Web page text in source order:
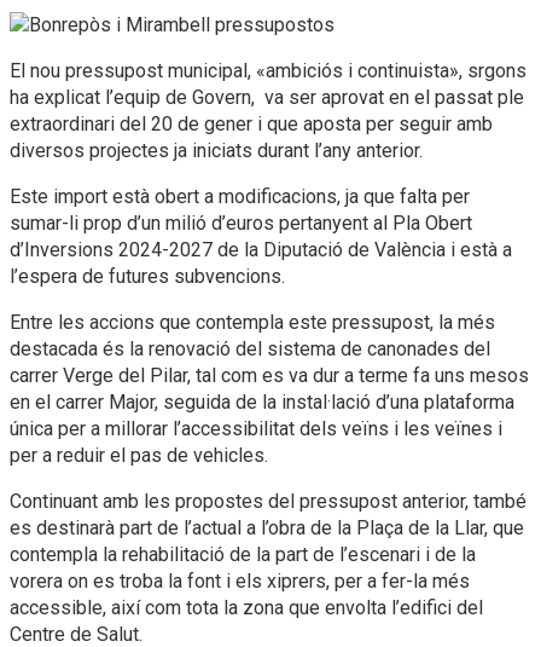
El nou pressupost municipal, «ambiciós i continuista», srgons
ha explicat l’equip de Govern, va ser aprovat en el passat ple
extraordinari del 20 de gener i que aposta per seguir amb
diversos projectes ja iniciats durant l’any anterior.
Este import està obert a modificacions, ja que falta per
sumar-li prop d’un milió d’euros pertanyent al Pla Obert
d’Inversions 2024-2027 de la Diputació de València i està a
l’espera de futures subvencions.
Entre les accions que contempla este pressupost, la més
destacada és la renovació del sistema de canonades del
carrer Verge del Pilar, tal com es va dur a terme fa uns mesos
en el carrer Major, seguida de la instal·lació d’una plataforma
única per a millorar l’accessibilitat dels veïns i les veïnes i
per a reduir el pas de vehicles.
Continuant amb les propostes del pressupost anterior, també
es destinarà part de l’actual a l’obra de la Plaça de la Llar, que
contempla la rehabilitació de la part de l’escenari i de la
vorera on es troba la font i els xiprers, per a fer-la més
accessible, així com tota la zona que envolta l’edifici del
Centre de Salut.